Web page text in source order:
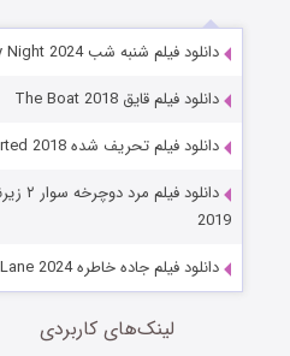
دانلود فیلم شنبه شب Saturday Night 2024
دانلود فیلم قایق The Boat 2018
دانلود فیلم تحریف شده Distorted 2018
2019
دانلود فیلم جاده خاطره Memory Lane 2024
لینک‌های کاربردی